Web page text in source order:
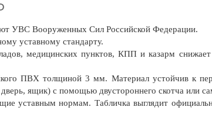
УВС Вооруженных Сил Российской Федерации.
уставному стандарту.
медицинских пунктов, КПП и казарм
ПВХ толщиной 3 мм. Материал устойчив к
ящик) с помощью двустороннего скотча или
уставным нормам. Табличка выглядит